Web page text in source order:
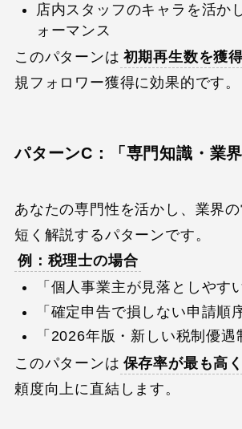
店内スタッフのキャラを活か
ォーマンス
このパターンは 初期再生数を獲
規フォロワー獲得に効果的です。
パターンC：「専門知識・業界
あなたの専門性を活かし、業界
短く解説するパターンです。
例：税理士の場合
「個人事業主が見落としやす
「確定申告で損しない申請順
「2026年版・新しい税制優遇
このパターンは 保存率が最も高く
頼度向上に直結します。